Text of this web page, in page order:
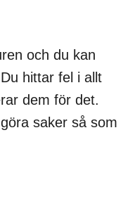
och du kan
hittar fel i allt
dem för det.
saker så som